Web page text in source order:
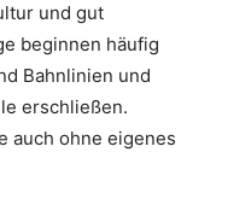
und gut
beginnen häufig
Bahnlinien und
erschließen.
auch ohne eigenes